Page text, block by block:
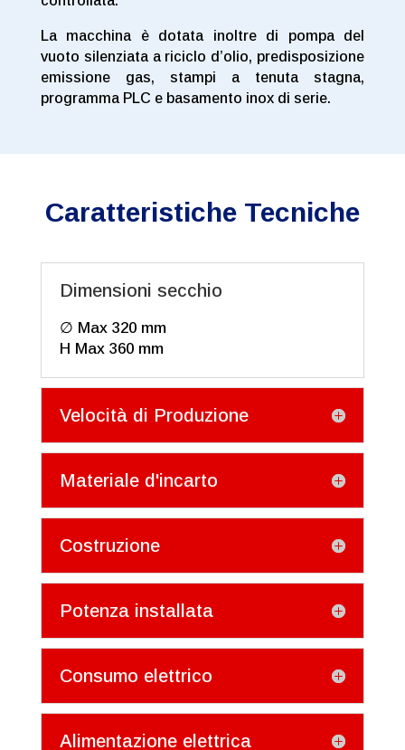
La macchina è dotata inoltre di pompa del
vuoto silenziata a riciclo d’olio, predisposizione
emissione gas, stampi a tenuta stagna,
programma PLC e basamento inox di serie.
Caratteristiche Tecniche
Dimensioni secchio
∅ Max 320 mm
H Max 360 mm
Velocità di Produzione
Materiale d'incarto
Costruzione
Potenza installata
Consumo elettrico
Alimentazione elettrica